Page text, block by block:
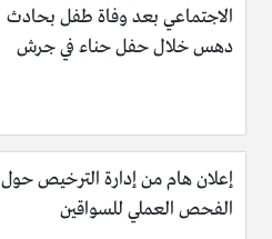
الاجتماعي بعد وفاة طفل بحادث
دهس خلال حفل حناء في جرش
إعلان هام من إدارة الترخيص حول
الفحص العملي للسواقين